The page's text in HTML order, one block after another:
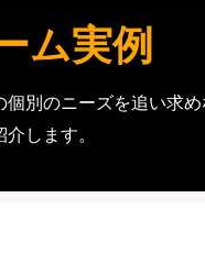
ム実例
個別のニーズを追い求
します。